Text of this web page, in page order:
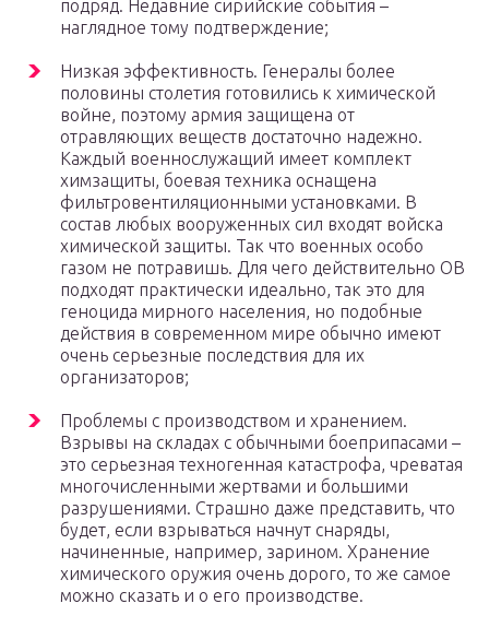
подряд. Недавние сирийские события –
наглядное тому подтверждение;
Низкая эффективность. Генералы более
половины столетия готовились к химической
войне, поэтому армия защищена от
отравляющих веществ достаточно надежно.
Каждый военнослужащий имеет комплект
химзащиты, боевая техника оснащена
фильтровентиляционными установками. В
состав любых вооруженных сил входят войска
химической защиты. Так что военных особо
газом не потравишь. Для чего действительно ОВ
подходят практически идеально, так это для
геноцида мирного населения, но подобные
действия в современном мире обычно имеют
очень серьезные последствия для их
организаторов;
Проблемы с производством и хранением.
Взрывы на складах с обычными боеприпасами –
это серьезная техногенная катастрофа, чреватая
многочисленными жертвами и большими
разрушениями. Страшно даже представить, что
будет, если взрываться начнут снаряды,
начиненные, например, зарином. Хранение
химического оружия очень дорого, то же самое
можно сказать и о его производстве.